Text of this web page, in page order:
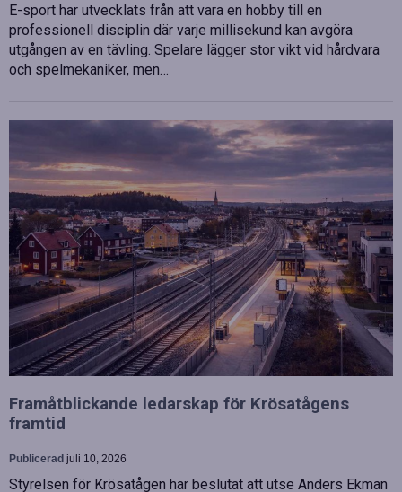
E-sport har utvecklats från att vara en hobby till en
professionell disciplin där varje millisekund kan avgöra
utgången av en tävling. Spelare lägger stor vikt vid hårdvara
och spelmekaniker, men…
Framåtblickande ledarskap för Krösatågens
framtid
Publicerad juli 10, 2026
Styrelsen för Krösatågen har beslutat att utse Anders Ekman